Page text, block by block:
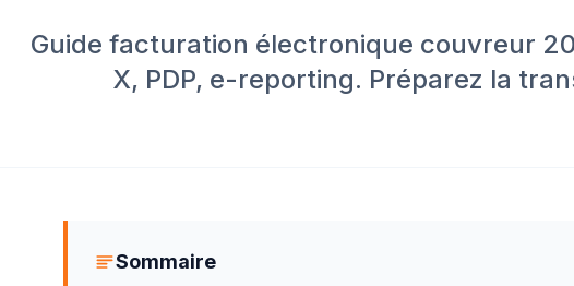
Guide facturation électronique couvreur
X, PDP, e-reporting. Préparez la
Sommaire